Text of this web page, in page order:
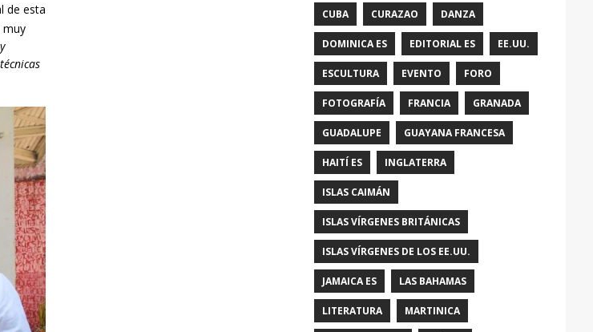
de esta
muy
CUBA CURAZAO DANZA
DOMINICA ES EDITORIAL ES EE.UU.
ESCULTURA EVENTO FORO
FOTOGRAFÍA FRANCIA GRANADA
GUADALUPE GUAYANA FRANCESA
HAITÍ ES INGLATERRA
ISLAS CAIMÁN
ISLAS VÍRGENES BRITÁNICAS
ISLAS VÍRGENES DE LOS EE.UU.
JAMAICA ES LAS BAHAMAS
LITERATURA MARTINICA